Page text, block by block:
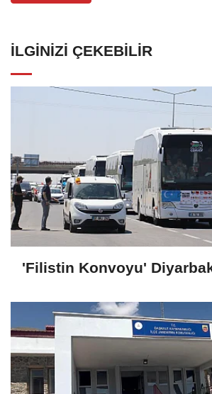
İLGINIZI ÇEKEBILIR
'Filistin Konvoyu'